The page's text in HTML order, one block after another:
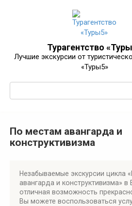
Турагентство
Лучшие экскурсии от
«Туры5»
По местам авангарда и
конструктивизма
Незабываемые экскурсии цикла
авангарда и конструктивизма» в
отличная возможность
Вы можете воспользоваться